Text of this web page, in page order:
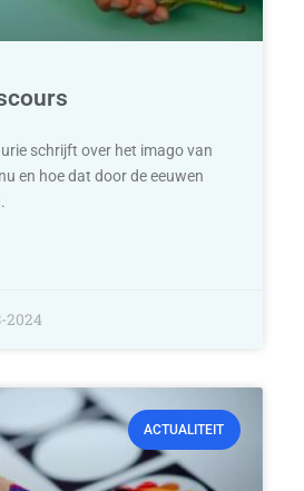
schrijft over het imago van
en hoe dat door de eeuwen
2024
ACTUALITEIT